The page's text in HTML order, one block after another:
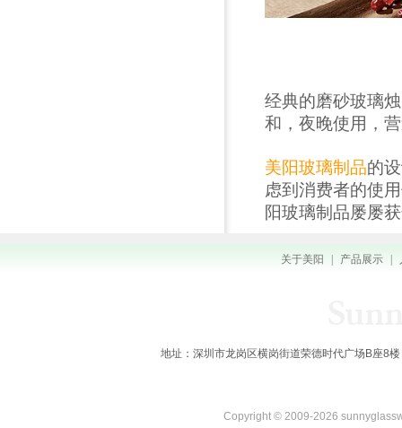
经典的磨砂玻璃
和，夜晚使用，
美阳玻璃制品的
虑到消费者的使
阳玻璃制品屡屡
关于美阳 产品展示
地址：深圳市龙岗区横岗街道荣德时代广场B座8
Copyright © 2009-2026